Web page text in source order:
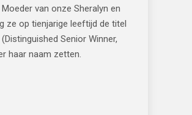
van onze Sheralyn en
ze op tienjarige leeftijd de titel
Senior Winner,
haar naam zetten.